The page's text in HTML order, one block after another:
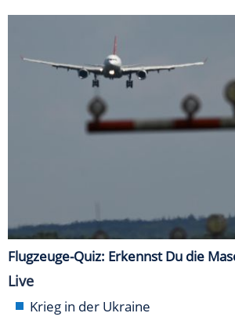
Flugzeuge-Quiz: Erkennst Du die
Live
Krieg in der Ukraine